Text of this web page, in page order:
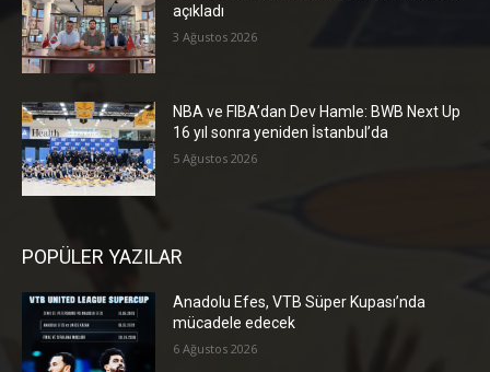
açıkladı
3 Ağustos 2026
NBA ve FIBA’dan Dev Hamle: BWB Next Up
16 yıl sonra yeniden İstanbul’da
5 Ağustos 2026
POPÜLER YAZILAR
Anadolu Efes, VTB Süper Kupası’nda
mücadele edecek
6 Ağustos 2026